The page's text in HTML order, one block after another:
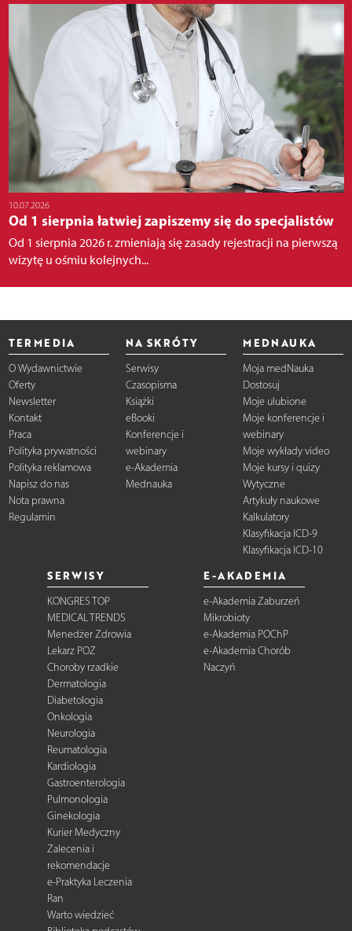
10.07.2026
Od 1 sierpnia łatwiej zapiszemy się do specjalistów
Od 1 sierpnia 2026 r. zmieniają się zasady rejestracji na pierwszą
wizytę u ośmiu kolejnych...
TERMEDIA
O Wydawnictwie
Oferty
Newsletter
Kontakt
Praca
Polityka prywatności
Polityka reklamowa
Napisz do nas
Nota prawna
Regulamin
NA SKRÓTY
Serwisy
Czasopisma
Książki
eBooki
Konferencje i
webinary
e-Akademia
Mednauka
MEDNAUKA
Moja medNauka
Dostosuj
Moje ulubione
Moje konferencje i
webinary
Moje wykłady video
Moje kursy i quizy
Wytyczne
Artykuły naukowe
Kalkulatory
Klasyfikacja ICD-9
Klasyfikacja ICD-10
SERWISY
KONGRES TOP
MEDICAL TRENDS
Menedżer Zdrowia
Lekarz POZ
Choroby rzadkie
Dermatologia
Diabetologia
Onkologia
Neurologia
Reumatologia
Kardiologia
Gastroenterologia
Pulmonologia
Ginekologia
Kurier Medyczny
Zalecenia i
rekomendacje
e-Praktyka Leczenia
Ran
Warto wiedzieć
E-AKADEMIA
e-Akademia Zaburzeń
Mikrobioty
e-Akademia POChP
e-Akademia Chorób
Naczyń